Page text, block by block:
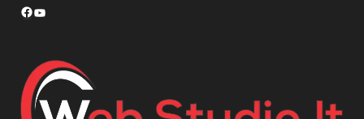
Facebook
YouTube